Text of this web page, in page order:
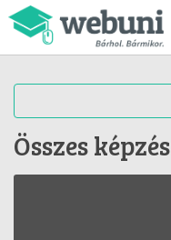
Összes képzés